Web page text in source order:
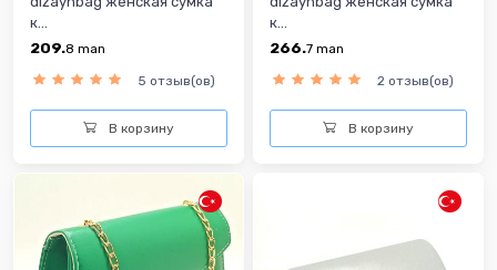
к...
209.8 man
5 отзыв(ов)
В корзину
к...
266.7 man
2 отзыв(ов)
В корзину